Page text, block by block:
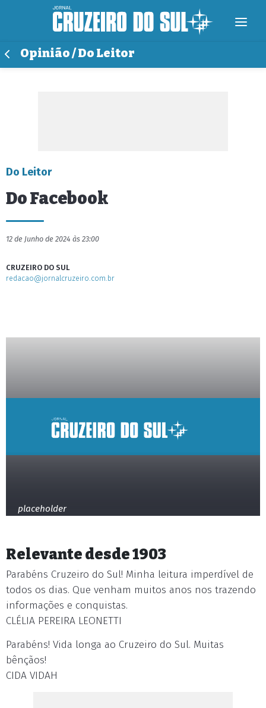
Opinião / Do Leitor
Do Leitor
Do Facebook
12 de Junho de 2024 às 23:00
CRUZEIRO DO SUL
redacao@jornalcruzeiro.com.br
placeholder
Relevante desde 1903
Parabéns Cruzeiro do Sul! Minha leitura imperdível de
todos os dias. Que venham muitos anos nos trazendo
informações e conquistas.
CLÉLIA PEREIRA LEONETTI
Parabéns! Vida longa ao Cruzeiro do Sul. Muitas
bênçãos!
CIDA VIDAH